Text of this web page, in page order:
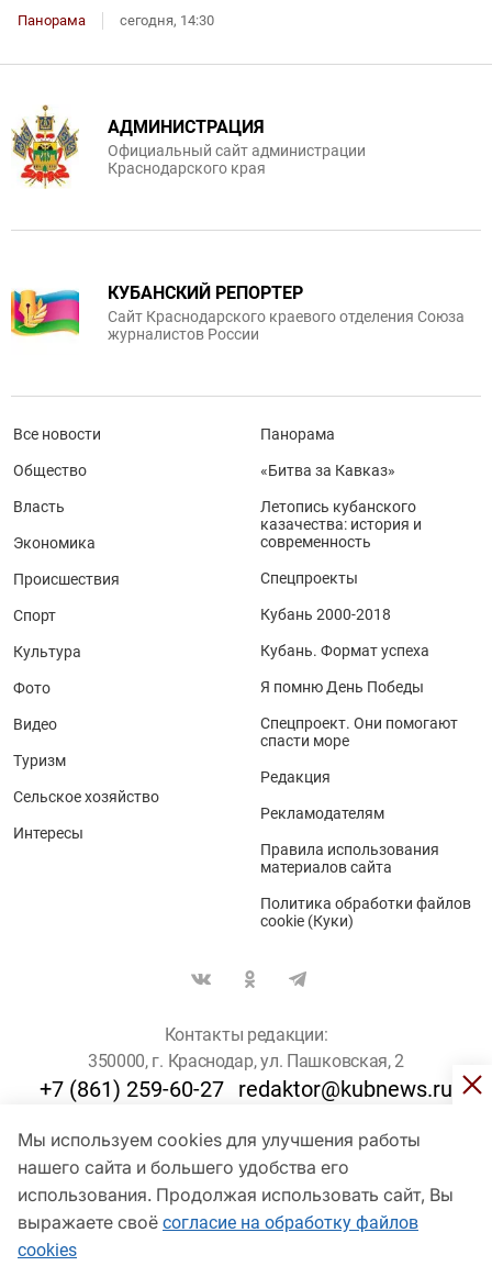
Панорама сегодня, 14:30
Мы используем cookies для улучшения работы
нашего сайта и большего удобства его
использования. Продолжая использовать сайт, Вы
выражаете своё согласие на обработку файлов
cookies
АДМИНИСТРАЦИЯ
Официальный сайт администрации
Краснодарского края
КУБАНСКИЙ РЕПОРТЕР
Сайт Краснодарского краевого отделения Союза
журналистов России
Все новости
Общество
Власть
Экономика
Происшествия
Спорт
Культура
Фото
Видео
Туризм
Сельское хозяйство
Интересы
Панорама
«Битва за Кавказ»
Летопись кубанского
казачества: история и
современность
Спецпроекты
Кубань 2000-2018
Кубань. Формат успеха
Я помню День Победы
Спецпроект. Они помогают
спасти море
Редакция
Рекламодателям
Правила использования
материалов сайта
Политика обработки файлов
cookie (Куки)
Контакты редакции:
350000, г. Краснодар, ул. Пашковская, 2
+7 (861) 259-60-27 redaktor@kubnews.ru
Для пользователей старше 16 лет
© Кубанские Новости, 2017
Сетевое издание «kubnews» зарегистрировано Федеральной
службой по надзору в сфере связи, информационных технологий
и массовых коммуникаций (Роскомнадзор). Регистрационный